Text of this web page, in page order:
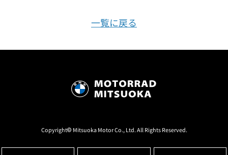
一覧に戻る
Copyright© Mitsuoka Motor Co., Ltd. All Rights Reserved.